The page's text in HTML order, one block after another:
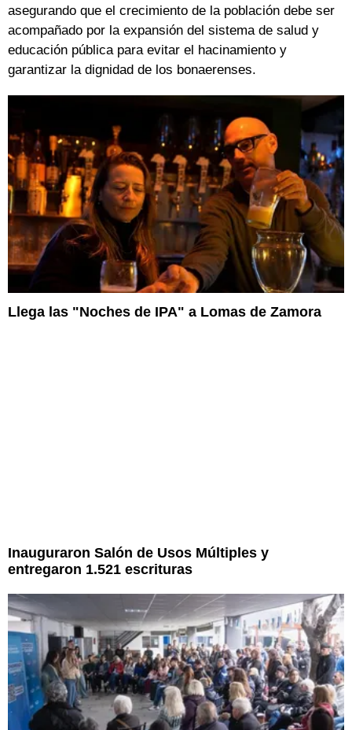
asegurando que el crecimiento de la población debe ser
acompañado por la expansión del sistema de salud y
educación pública para evitar el hacinamiento y
garantizar la dignidad de los bonaerenses.
Llega las "Noches de IPA" a Lomas de Zamora
Inauguraron Salón de Usos Múltiples y
entregaron 1.521 escrituras